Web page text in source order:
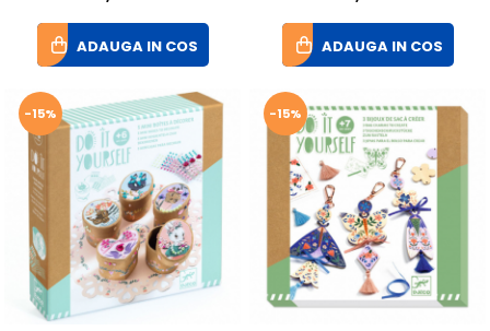
ADAUGA IN COS ADAUGA IN COS
-15% -15%